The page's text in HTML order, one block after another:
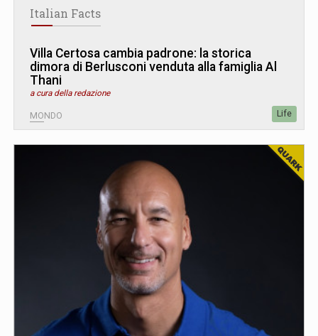
Italian Facts
Villa Certosa cambia padrone: la storica
dimora di Berlusconi venduta alla famiglia Al
Thani
a cura della redazione
MONDO Life